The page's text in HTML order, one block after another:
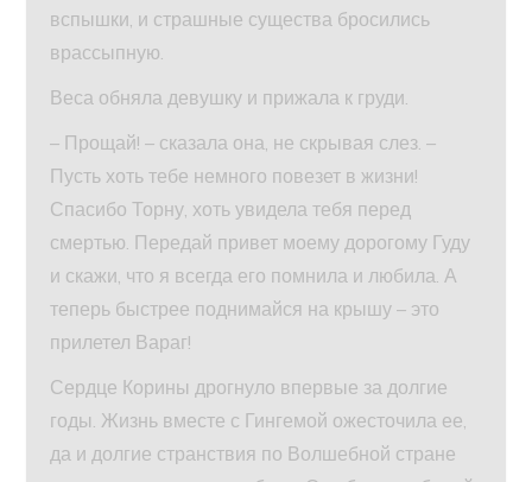
вспышки, и страшные существа бросились
врассыпную.
Веса обняла девушку и прижала к груди.
– Прощай! – сказала она, не скрывая слез. –
Пусть хоть тебе немного повезет в жизни!
Спасибо Торну, хоть увидела тебя перед
смертью. Передай привет моему дорогому Гуду
и скажи, что я всегда его помнила и любила. А
теперь быстрее поднимайся на крышу – это
прилетел Вараг!
Сердце Корины дрогнуло впервые за долгие
годы. Жизнь вместе с Гингемой ожесточила ее,
да и долгие странствия по Волшебной стране